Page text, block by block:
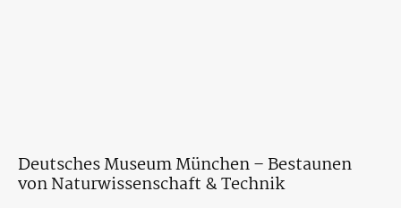
Deutsches Museum München – Bestaunen
von Naturwissenschaft & Technik